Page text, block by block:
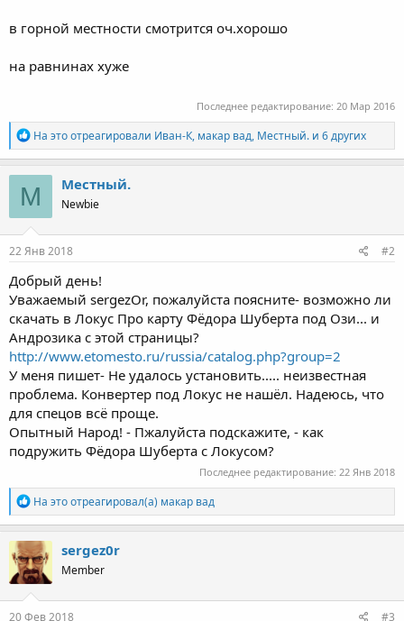
в горной местности смотрится оч.хорошо
на равнинах хуже
Последнее редактирование: 20 Мар 2016
Р
е
а
к
ц
и
и
:
На это отреагировали Иван-К, макар вад, Местный. и 6 других
М Местный.
Newbie
22 Янв 2018 #2
Добрый день!
Уважаемый sergezOr, пожалуйста поясните- возможно ли
скачать в Локус Про карту Фёдора Шуберта под Ози... и
Андрозика с этой страницы?
http://www.etomesto.ru/russia/catalog.php?group=2
У меня пишет- Не удалось установить..... неизвестная
проблема. Конвертер под Локус не нашёл. Надеюсь, что
для спецов всё проще.
Опытный Народ! - Пжалуйста подскажите, - как
подружить Фёдора Шуберта с Локусом?
Последнее редактирование: 22 Янв 2018
Р
е
а
к
ц
и
и
:
На это отреагировал(а) макар вад
sergez0r
Member
20 Фев 2018 #3